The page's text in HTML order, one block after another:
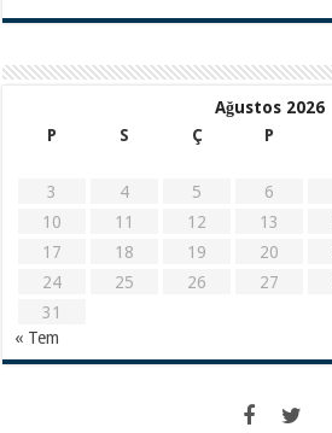
Ağustos 2026
P
S Ç P
3
4 5 6
10
11 12 13
17
18 19 20
24
25 26 27
31
« Tem